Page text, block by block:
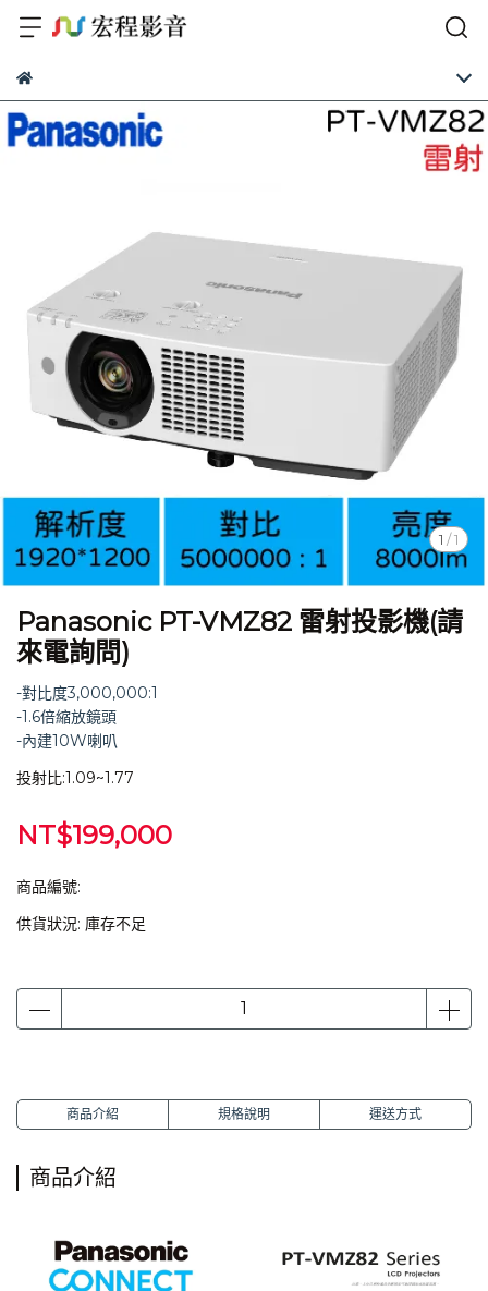
1 /1
Panasonic PT-VMZ82 雷射投影機(請
來電詢問)
-對比度3,000,000:1
-1.6倍縮放鏡頭
-內建10W喇叭
投射比:1.09~1.77
NT$199,000
商品編號:
供貨狀況: 庫存不足
商品介紹 規格說明 運送方式
商品介紹